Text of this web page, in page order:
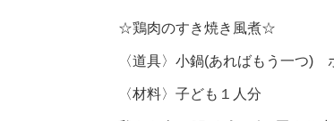
☆鶏肉のすき焼き風煮☆
〈道具〉小鍋(あればもう一つ)
〈材料〉子ども１人分